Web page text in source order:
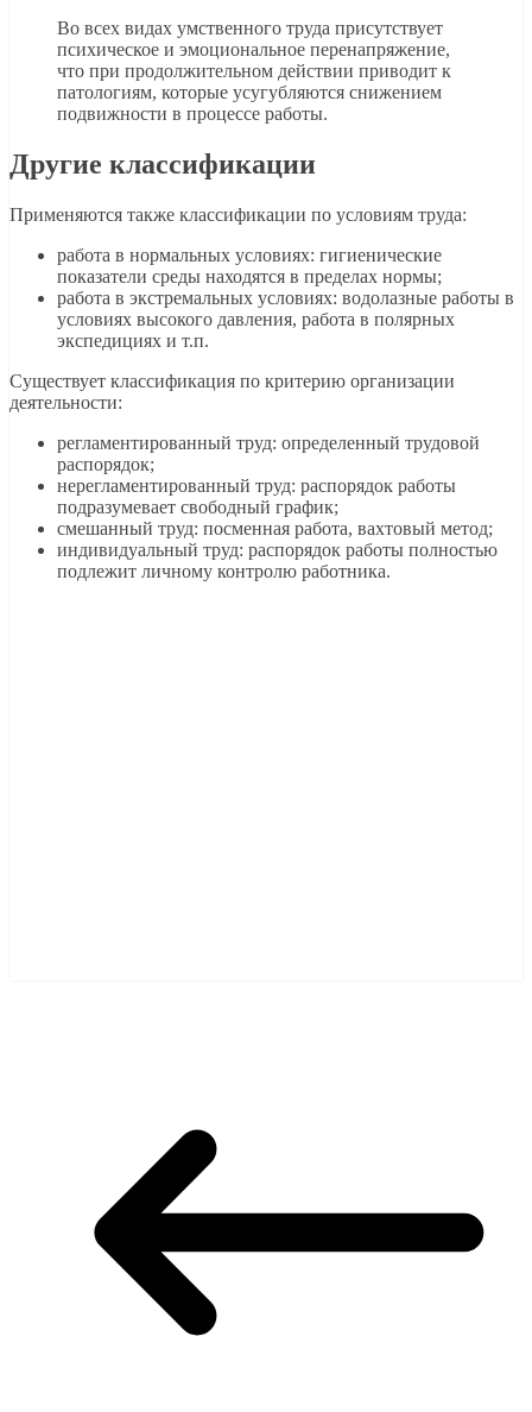
Во всех видах умственного труда присутствует
психическое и эмоциональное перенапряжение,
что при продолжительном действии приводит к
патологиям, которые усугубляются снижением
подвижности в процессе работы.
Другие классификации
Применяются также классификации по условиям труда:
работа в нормальных условиях: гигиенические
показатели среды находятся в пределах нормы;
работа в экстремальных условиях: водолазные работы в
условиях высокого давления, работа в полярных
экспедициях и т.п.
Существует классификация по критерию организации
деятельности:
регламентированный труд: определенный трудовой
распорядок;
нерегламентированный труд: распорядок работы
подразумевает свободный график;
смешанный труд: посменная работа, вахтовый метод;
индивидуальный труд: распорядок работы полностью
подлежит личному контролю работника.